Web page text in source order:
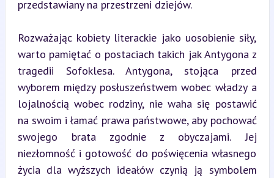
przedstawiany na przestrzeni dziejów.
Rozważając kobiety literackie jako uosobienie siły,
warto pamiętać o postaciach takich jak Antygona z
tragedii Sofoklesa. Antygona, stojąca przed
wyborem między posłuszeństwem wobec władzy a
lojalnością wobec rodziny, nie waha się postawić
na swoim i łamać prawa państwowe, aby pochować
swojego brata zgodnie z obyczajami. Jej
niezłomność i gotowość do poświęcenia własnego
życia dla wyższych ideałów czynią ją symbolem